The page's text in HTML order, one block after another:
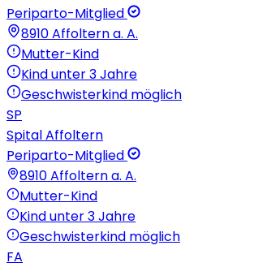
Periparto-Mitglied
8910Affoltern a. A.
Mutter-Kind
Kind unter 3 Jahre
Geschwisterkind möglich
SP
Spital Affoltern
Periparto-Mitglied
8910Affoltern a. A.
Mutter-Kind
Kind unter 3 Jahre
Geschwisterkind möglich
FA